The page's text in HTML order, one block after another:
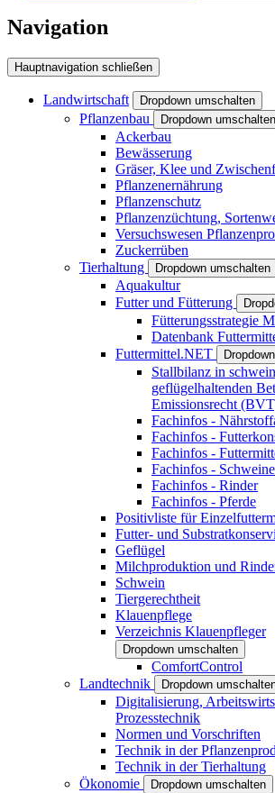
Navigation
Hauptnavigation schließen
Landwirtschaft Dropdown umschalten
Pflanzenbau Dropdown umschalten
Ackerbau
Bewässerung
Gräser, Klee und
Pflanzenernährung
Pflanzenschutz
Pflanzenzüchtung,
Versuchswesen
Zuckerrüben
Tierhaltung
Dropdown umschalten
Aquakultur
Futter und Fütterung
Fütterungsstrategie
Datenbank
Futtermittel.NET
Stallbilanz in
geflügelhaltenden
Emissionsrecht
Fachinfos -
Fachinfos -
Fachinfos -
Fachinfos - Schweine
Fachinfos - Rinder
Fachinfos - Pferde
Positivliste für
Futter- und
Geflügel
Milchproduktion und
Schwein
Tiergerechtheit
Klauenpflege
Verzeichnis Klauenpfleger
Dropdown umschalten
ComfortControl
Landtechnik
Dropdown
Digitalisierung,
Prozesstechnik
Normen und Vorschriften
Technik in der
Technik in der Tierhaltung
Ökonomie
Dropdown umschalten